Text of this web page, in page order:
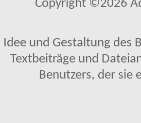
Copyright ©2026
Idee und Gestaltung des
Textbeiträge und
Benutzers, der sie